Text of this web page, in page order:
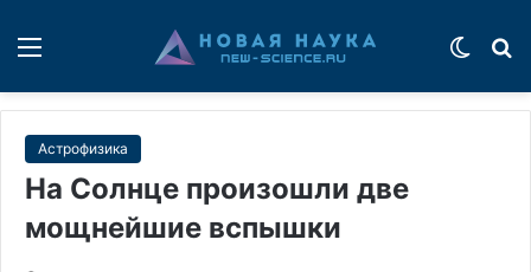
Астрофизика
На Солнце произошли две
мощнейшие вспышки